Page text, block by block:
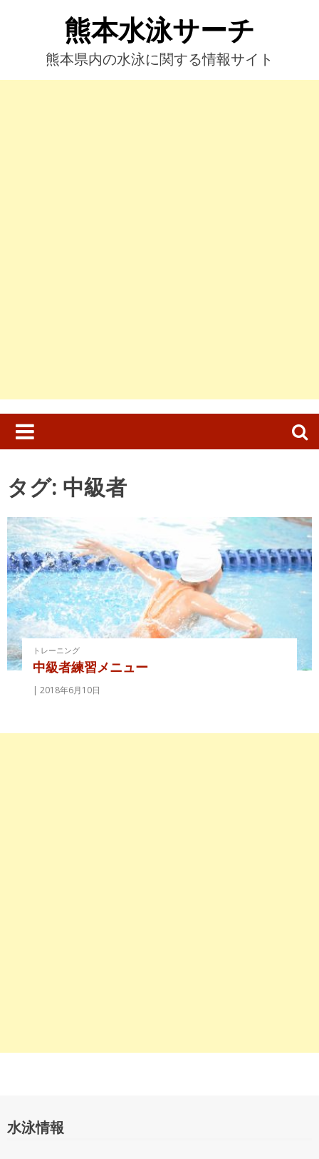
へ
熊本水泳サーチ
熊本県内の水泳に関する情報サイト
検
索:
タグ: 中級者
トレーニング
中級者練習メニュー
2018年6月10日
水泳情報